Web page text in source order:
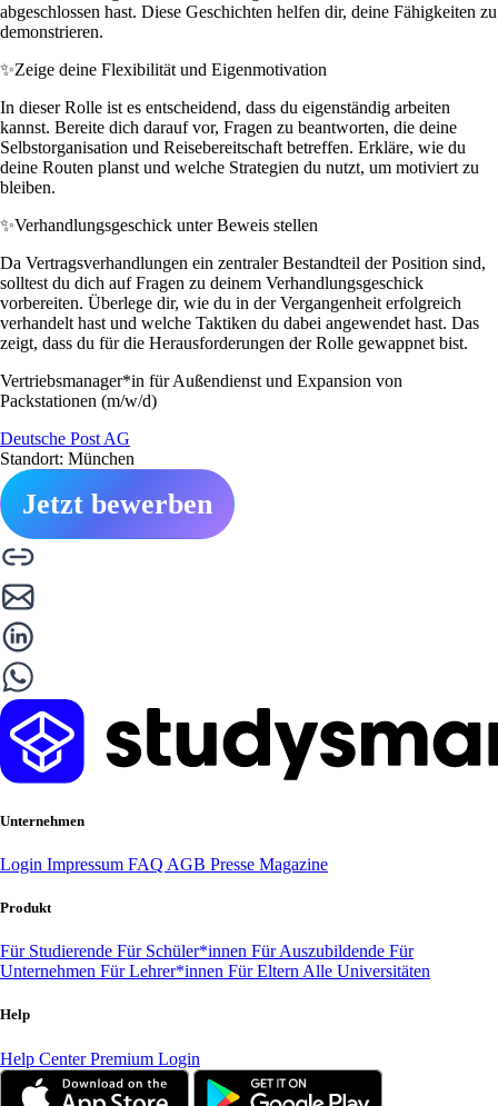
abgeschlossen hast. Diese Geschichten helfen dir, deine Fähigkeiten zu
demonstrieren.
✨Zeige deine Flexibilität und Eigenmotivation
In dieser Rolle ist es entscheidend, dass du eigenständig arbeiten
kannst. Bereite dich darauf vor, Fragen zu beantworten, die deine
Selbstorganisation und Reisebereitschaft betreffen. Erkläre, wie du
deine Routen planst und welche Strategien du nutzt, um motiviert zu
bleiben.
✨Verhandlungsgeschick unter Beweis stellen
Da Vertragsverhandlungen ein zentraler Bestandteil der Position sind,
solltest du dich auf Fragen zu deinem Verhandlungsgeschick
vorbereiten. Überlege dir, wie du in der Vergangenheit erfolgreich
verhandelt hast und welche Taktiken du dabei angewendet hast. Das
zeigt, dass du für die Herausforderungen der Rolle gewappnet bist.
Vertriebsmanager*in für Außendienst und Expansion von
Packstationen (m/w/d)
Deutsche Post AG
Standort: München
Jetzt bewerben
Unternehmen
Login Impressum FAQ AGB Presse Magazine
Produkt
Für Studierende Für Schüler*innen Für Auszubildende Für
Unternehmen Für Lehrer*innen Für Eltern Alle Universitäten
Help
Help CenterPremium Login